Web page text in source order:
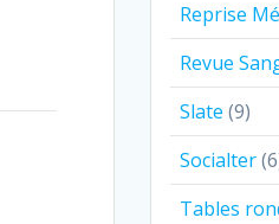
Reprise
Revue
Slate (9)
Socialter
Tables